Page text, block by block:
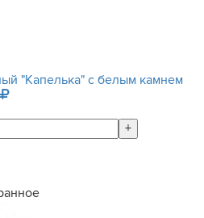
"Капелька" с белым камнем
+